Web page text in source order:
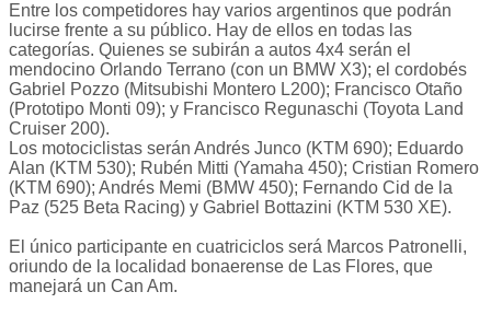
Entre los competidores hay varios argentinos que podrán
lucirse frente a su público. Hay de ellos en todas las
categorías. Quienes se subirán a autos 4x4 serán el
mendocino Orlando Terrano (con un BMW X3); el cordobés
Gabriel Pozzo (Mitsubishi Montero L200); Francisco Otaño
(Prototipo Monti 09); y Francisco Regunaschi (Toyota Land
Cruiser 200).
Los motociclistas serán Andrés Junco (KTM 690); Eduardo
Alan (KTM 530); Rubén Mitti (Yamaha 450); Cristian Romero
(KTM 690); Andrés Memi (BMW 450); Fernando Cid de la
Paz (525 Beta Racing) y Gabriel Bottazini (KTM 530 XE).
El único participante en cuatriciclos será Marcos Patronelli,
oriundo de la localidad bonaerense de Las Flores, que
manejará un Can Am.